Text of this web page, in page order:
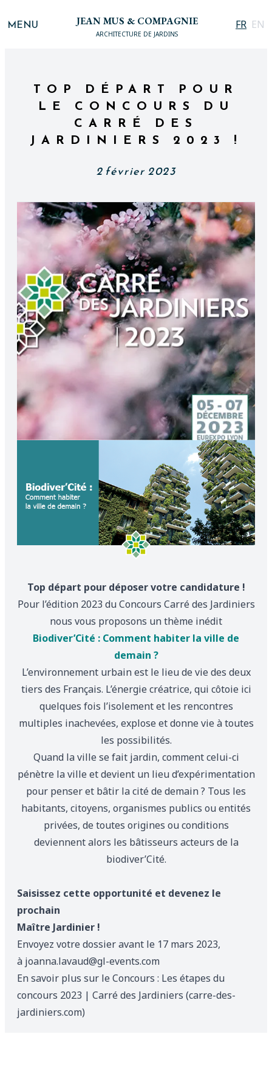
MENU JEAN MUS & COMPAGNIE
ARCHITECTURE DE JARDINS
FR EN
TOP DÉPART POUR
LE CONCOURS DU
CARRÉ DES
JARDINIERS 2023 !
2 février 2023
Top départ pour déposer votre candidature !
Pour l’édition 2023 du Concours Carré des Jardiniers
nous vous proposons un thème inédit
Biodiver’Cité : Comment habiter la ville de
demain ?
L’environnement urbain est le lieu de vie des deux
tiers des Français. L’énergie créatrice, qui côtoie ici
quelques fois l’isolement et les rencontres
multiples inachevées, explose et donne vie à toutes
les possibilités.
Quand la ville se fait jardin, comment celui-ci
pénètre la ville et devient un lieu d’expérimentation
pour penser et bâtir la cité de demain ? Tous les
habitants, citoyens, organismes publics ou entités
privées, de toutes origines ou conditions
deviennent alors les bâtisseurs acteurs de la
biodiver’Cité.
Saisissez cette opportunité et devenez le
prochain
Maître Jardinier !
Envoyez votre dossier avant le 17 mars 2023,
à joanna.lavaud@gl-events.com
En savoir plus sur le Concours : Les étapes du
concours 2023 | Carré des Jardiniers (carre-des-
jardiniers.com)